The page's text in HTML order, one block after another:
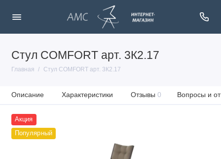
Стул COMFORT арт. 3К2.17
Главная Стул COMFORT арт. 3К2.17
Описание Характеристики Отзывы 0 Вопросы и
Акция
Популярный